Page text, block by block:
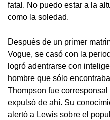
fatal. No puedo estar a la
como la soledad.
Después de un primer
Vogue, se casó con la
logró adentrarse con
hombre que sólo
Thompson fue
expulsó de ahí. Su
alertó a Lewis sobre el